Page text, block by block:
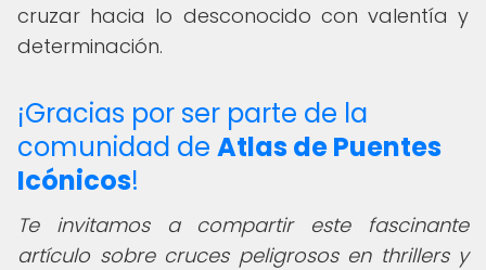
cruzar hacia lo desconocido con valentía y
determinación.
¡Gracias por ser parte de la
comunidad de Atlas de Puentes
Icónicos!
Te invitamos a compartir este fascinante
artículo sobre cruces peligrosos en thrillers y